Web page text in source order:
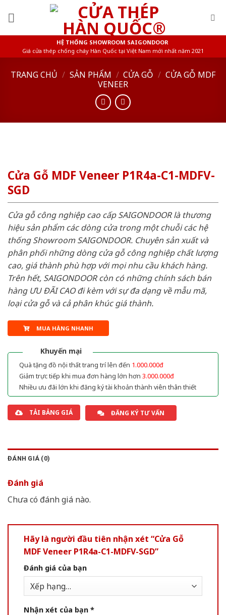
HỆ THỐNG SHOWROOM SAIGONDOOR
Giá cửa thép chống cháy Hàn Quốc tại Việt Nam mới nhất năm 2021
TRANG CHỦ / SẢN PHẨM / CỬA GỖ / CỬA GỖ MDF
VENEER
Cửa Gỗ MDF Veneer P1R4a-C1-MDFV-
SGD
Cửa gỗ công nghiệp cao cấp SAIGONDOOR là thương
hiệu sản phẩm các dòng cửa trong một chuỗi các hệ
thống Showroom SAIGONDOOR. Chuyên sản xuất và
phân phối những dòng cửa gỗ công nghiệp chất lượng
cao, giá thành phù hợp với mọi nhu cầu khách hàng.
Trên hết, SAIGONDOOR còn có những chính sách bán
hàng ƯU ĐÃI CAO đi kèm với sự đa dạng về mẫu mã,
loại cửa gỗ và cả phân khúc giá thành.
MUA HÀNG NHANH
Khuyến mại
Quà tặng đồ nội thất trang trí lên đến 1.000.000đ
Giảm trực tiếp khi mua đơn hàng lớn hơn 3.000.000đ
Nhiều ưu đãi lớn khi đăng ký tài khoản thành viên thân thiết
TẢI BẢNG GIÁ ĐĂNG KÝ TƯ VẤN
ĐÁNH GIÁ (0)
Đánh giá
Chưa có đánh giá nào.
Hãy là người đầu tiên nhận xét “Cửa Gỗ
MDF Veneer P1R4a-C1-MDFV-SGD”
Đánh giá của bạn
Nhận xét của bạn *